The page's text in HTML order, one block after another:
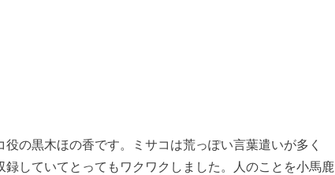
役の黒木ほの香です。ミサコは荒っぽい言葉遣いが多く
録していてとってもワクワクしました。人のことを小馬鹿